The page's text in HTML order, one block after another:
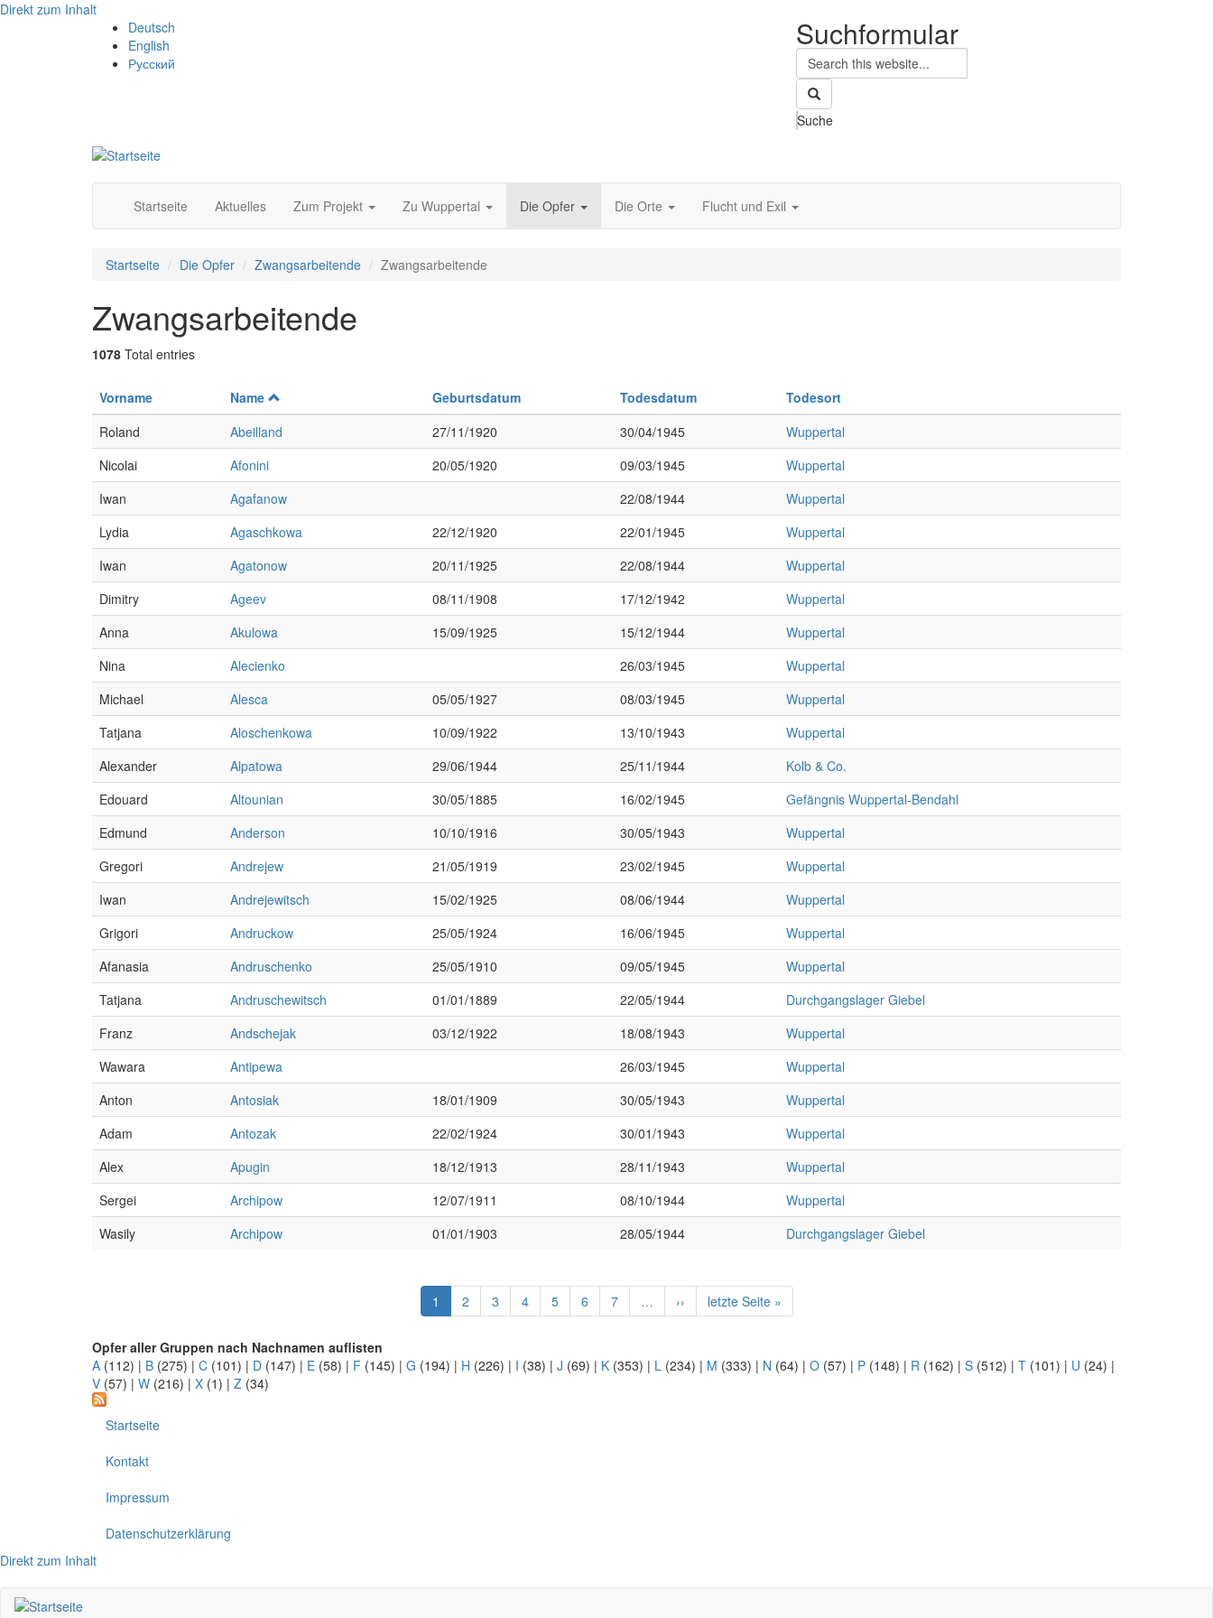
Direkt zum Inhalt
Deutsch
English
Русский
Suchformular
Suche
Startseite Aktuelles Zum Projekt Zu Wuppertal Die Opfer Die Orte Flucht und Exil
Startseite Die Opfer Zwangsarbeitende Zwangsarbeitende
Zwangsarbeitende
1078 Total entries
Vorname Name Geburtsdatum Todesdatum
Todesort
Roland
Abeilland 27/11/1920 30/04/1945
Wuppertal
Nicolai
Afonini 20/05/1920 09/03/1945
Wuppertal
Iwan
Agafanow 22/08/1944
Wuppertal
Lydia
Agaschkowa 22/12/1920 22/01/1945
Wuppertal
Iwan
Agatonow 20/11/1925 22/08/1944
Wuppertal
Dimitry
Ageev 08/11/1908 17/12/1942
Wuppertal
Anna
Akulowa 15/09/1925 15/12/1944
Wuppertal
Nina
Alecienko 26/03/1945
Wuppertal
Michael
Alesca 05/05/1927 08/03/1945
Wuppertal
Tatjana
Aloschenkowa 10/09/1922 13/10/1943
Wuppertal
Alexander
Alpatowa 29/06/1944 25/11/1944
Kolb & Co.
Edouard
Altounian 30/05/1885 16/02/1945
Gefängnis Wuppertal-Bendahl
Edmund
Anderson 10/10/1916 30/05/1943
Wuppertal
Gregori
Andrejew 21/05/1919 23/02/1945
Wuppertal
Iwan
Andrejewitsch 15/02/1925 08/06/1944
Wuppertal
Grigori
Andruckow 25/05/1924 16/06/1945
Wuppertal
Afanasia
Andruschenko 25/05/1910 09/05/1945
Wuppertal
Tatjana
Andruschewitsch 01/01/1889 22/05/1944
Durchgangslager Giebel
Franz
Andschejak 03/12/1922 18/08/1943
Wuppertal
Wawara
Antipewa 26/03/1945
Wuppertal
Anton
Antosiak 18/01/1909 30/05/1943
Wuppertal
Adam
Antozak 22/02/1924 30/01/1943
Wuppertal
Alex
Apugin 18/12/1913 28/11/1943
Wuppertal
Sergei
Archipow 12/07/1911 08/10/1944
Wuppertal
Wasily
Archipow 01/01/1903 28/05/1944 Durchgangslager Giebel
1 2 3 4 5 6 7 … ›› letzte Seite »
Opfer aller Gruppen nach Nachnamen auflisten
A (112) | B (275) | C (101) | D (147) | E (58) | F (145) | G (194) | H (226) | I (38) | J (69) | K (353) | L (234) | M (333) | N (64) | O (57) | P (148) | R (162) | S (512) | T (101) | U (24) |
V (57) | W (216) | X (1) | Z (34)
Startseite
Kontakt
Impressum
Datenschutzerklärung
Direkt zum Inhalt